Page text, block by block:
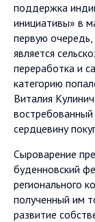
поддержка
инициативы» в
первую
является
переработка и
категорию
Виталия
сердцевину
Сыроварение
буденновский
регионального
полученный им
развитие